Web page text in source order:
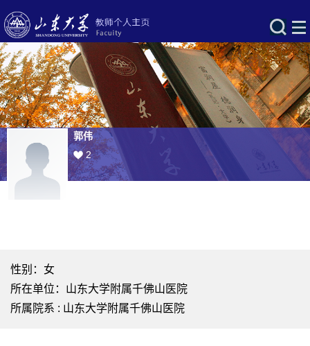
郭伟
2
性别：女
所在单位：山东大学附属千佛山医院
所属院系 : 山东大学附属千佛山医院